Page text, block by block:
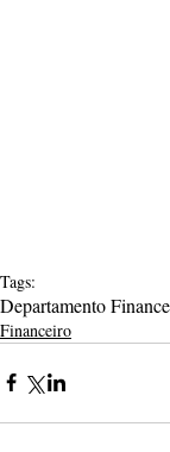
Tags:
Departamento
Financeiro